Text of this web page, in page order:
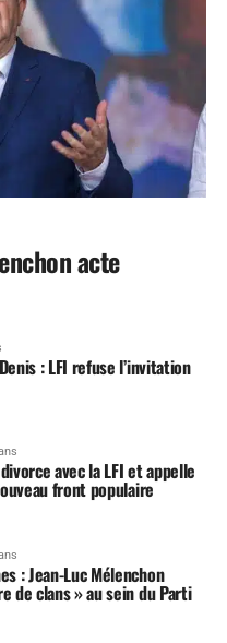
acte
: LFI refuse l’invitation
avec la LFI et appelle
front populaire
: Jean-Luc Mélenchon
de clans » au sein du Parti